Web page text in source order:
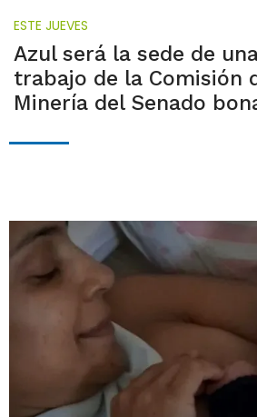
ESTE JUEVES
Azul será la sede de
trabajo de la Comisión
Minería del Senado